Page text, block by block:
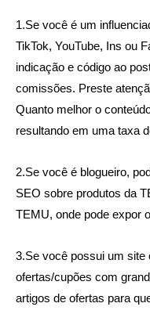
1.Se você é um
TikTok, YouTube, Ins ou
indicação e código ao
comissões. Preste
Quanto melhor o
resultando em uma taxa
2.Se você é blogueiro,
SEO sobre produtos da
TEMU, onde pode expor
3.Se você possui um site
ofertas/cupões com
artigos de ofertas para